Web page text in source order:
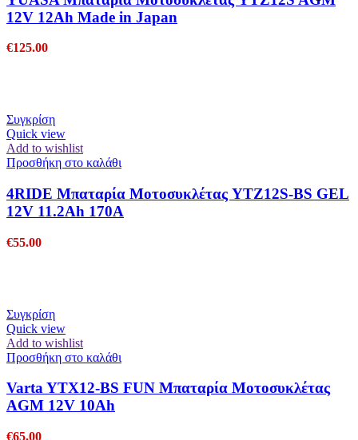
12V 12Ah Made in Japan
€125.00
Συγκρίση
Quick view
Add to wishlist
Προσθήκη στο καλάθι
4RIDE Μπαταρία Μοτοσυκλέτας YTZ12S-BS GEL
12V 11.2Ah 170A
€55.00
Συγκρίση
Quick view
Add to wishlist
Προσθήκη στο καλάθι
Varta YTX12-BS FUN Μπαταρία Μοτοσυκλέτας
AGM 12V 10Ah
€65.00